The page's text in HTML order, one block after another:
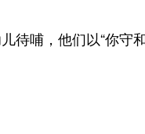
哺，他们以“你守